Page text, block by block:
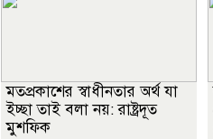
মতপ্রকাশের স্বাধীনতার অর্থ যা
ইচ্ছা তাই বলা নয়: রাষ্ট্রদূত
মুশফিক